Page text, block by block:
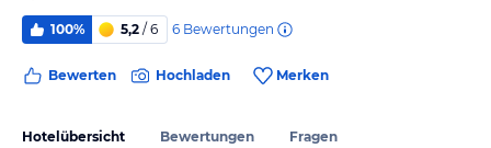
100% 5,2 / 6 6 Bewertungen
Bewerten Hochladen Merken
Hotelübersicht Bewertungen Fragen